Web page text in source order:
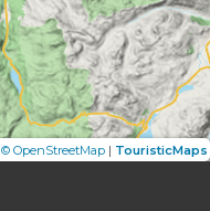
© OpenStreetMap | TouristicMaps